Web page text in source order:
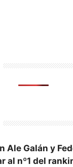
Ale Galán y
al nº1 del